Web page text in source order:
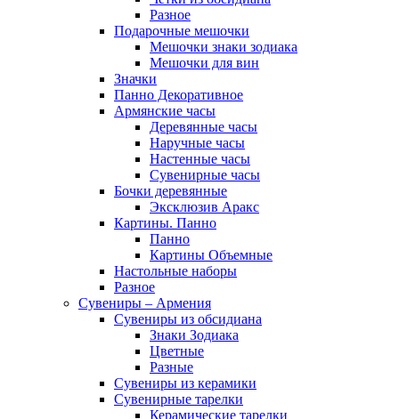
Разное
Подарочные мешочки
Мешочки знаки зодиака
Мешочки для вин
Значки
Панно Декоративное
Армянские часы
Деревянные часы
Наручные часы
Настенные часы
Сувенирные часы
Бочки деревянные
Эксклюзив Аракс
Картины. Панно
Панно
Картины Объемные
Настольные наборы
Разное
Сувениры – Армения
Сувениры из обсидиана
Знаки Зодиака
Цветные
Разные
Сувениры из керамики
Сувенирные тарелки
Керамические тарелки